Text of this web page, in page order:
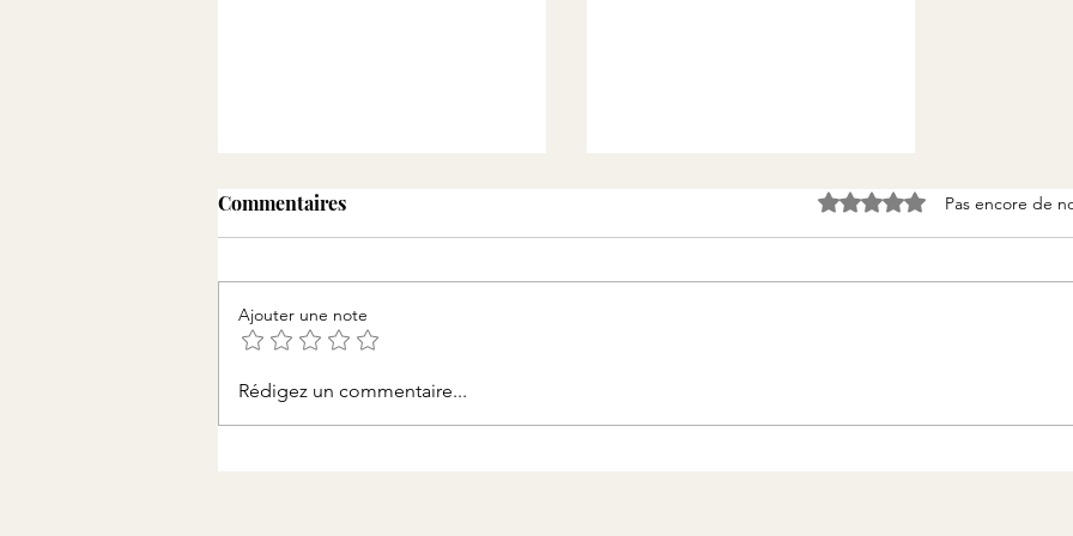
Une Bibliotheque SIMPLO
sur mesure
Commentaires Noté 0 étoile sur 5.Pas encore de
Ajouter une note
Rédigez un commentaire...